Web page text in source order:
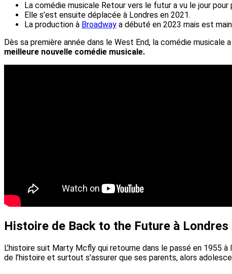
La comédie musicale Retour vers le futur a vu le jour
Elle s’est ensuite déplacée à Londres en 2021.
La production à Broadway a débuté en 2023 mais est
Dès sa première année dans le West End, la comédie
meilleure nouvelle comédie musicale.
Histoire de Back to the Future à Londres
L’histoire suit Marty Mcfly qui retourne dans le passé en 1955
de l’histoire et surtout s’assurer que ses parents, alors